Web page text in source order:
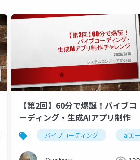
システムエンジニア友の会 アプ
【第2回】60分で爆誕！バイブコ
ーディング・生成AIアプリ制作
バイブコーディング aiエ